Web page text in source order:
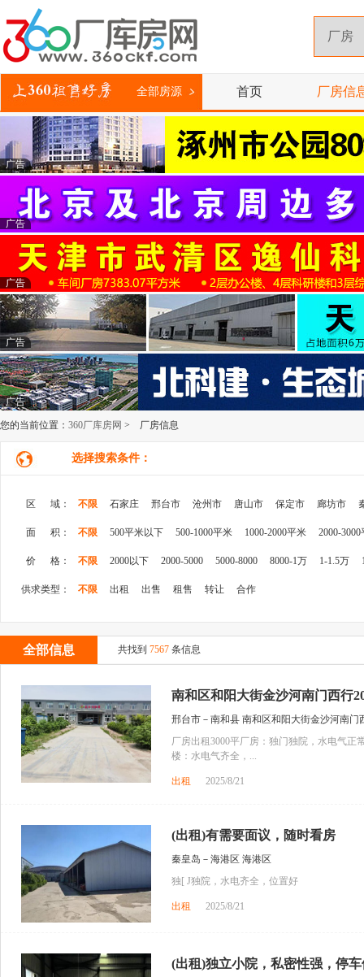
全部房源 首页 厂房信
广告
广告
广告
广告
广告
您的当前位置： 360厂库房网 > 厂房信息
选择搜索条件：
区 域： 不限 石家庄 邢台市 沧州市 唐山市 保定市 廊坊市
面 积： 不限 500平米以下 500-1000平米 1000-2000平米 2000-3000
价 格： 不限 2000以下 2000-5000 5000-8000 8000-1万 1-1.5万
供求类型： 不限 出租 出售 租售 转让 合作
全部信息 共找到 7567 条信息
南和区和阳大街金沙河南门西行
邢台市－南和县 南和区和阳大街金沙河南门
厂房出租3000平厂房：独门独院，水电气正
楼：水电气齐全，...
出租 2025/8/21
(出租)有需要面议，随时看房
秦皇岛－海港区 海港区
独[ J独院，水电齐全，位置好
出租 2025/8/21
(出租)独立小院，私密性强，停